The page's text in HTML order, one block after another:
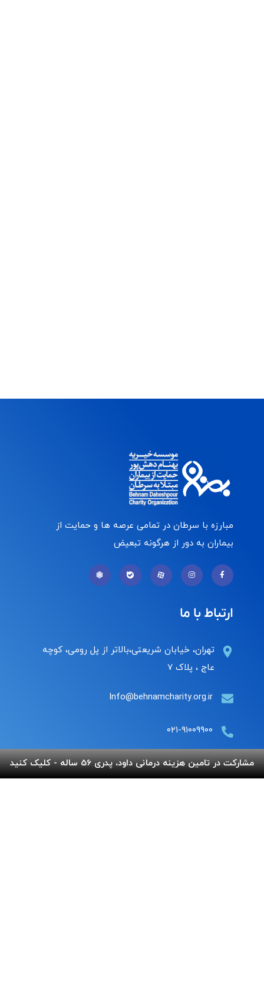
مبارزه با سرطان در تمامی عرصه ها و حمایت از
بیماران به دور از هرگونه تبعیض
ارتباط با ما
تهران، خیابان شریعتی،بالاتر از پل رومی، کوچه
عاج ، پلاک ۷
Info@behnamcharity.org.ir
۰۲۱-۹۱۰۰۹۹۰۰
مشارکت در تامین هزینه درمانی داود، پدری 56 ساله - کلیک کنید